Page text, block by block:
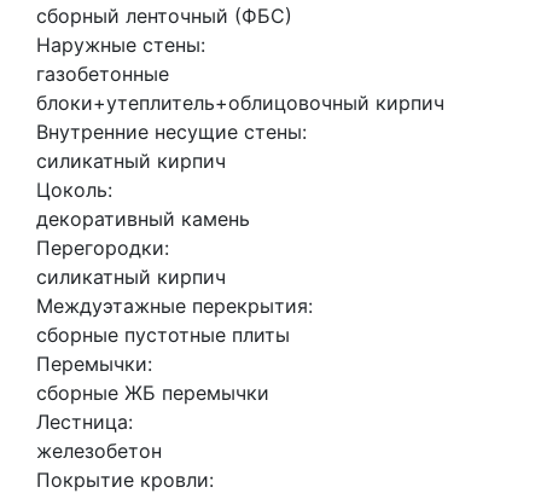
сборный ленточный (ФБС)
Наружные стены:
газобетонные
блоки+утеплитель+облицовочный кирпич
Внутренние несущие стены:
силикатный кирпич
Цоколь:
декоративный камень
Перегородки:
силикатный кирпич
Междуэтажные перекрытия:
сборные пустотные плиты
Перемычки:
сборные ЖБ перемычки
Лестница:
железобетон
Покрытие кровли: